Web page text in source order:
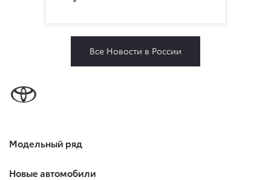
Все Новости в России
Модельный ряд
Новые автомобили